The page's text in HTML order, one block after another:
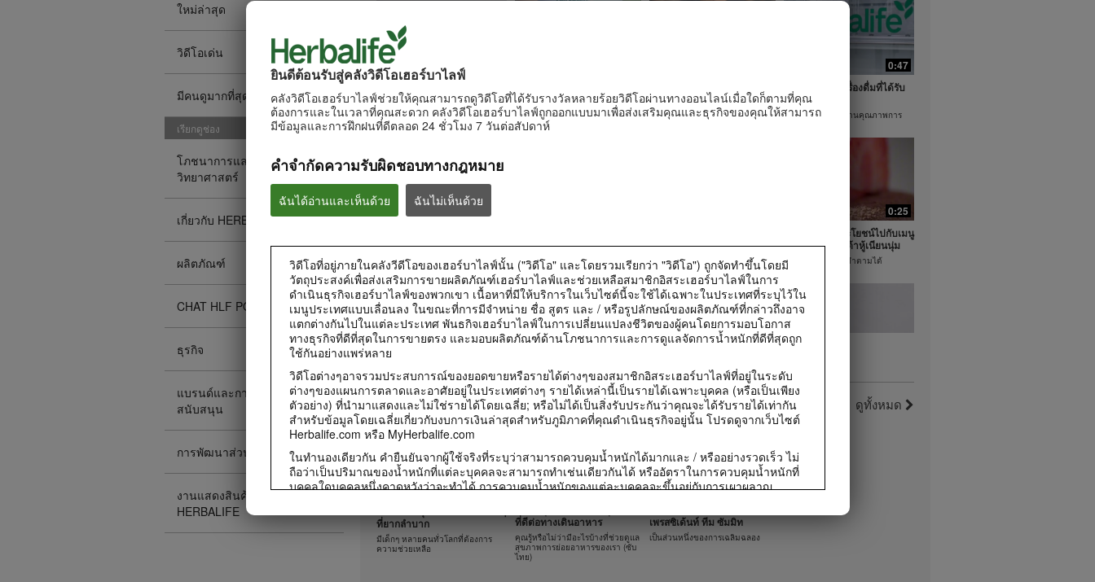
ยินดีต้อนรับสู่คลังวิดีโอเฮอร์บาไลฟ์
คลังวิดีโอเฮอร์บาไลฟ์ช่วยให้คุณสามารถดูวิดีโอที่ได้รับรางวัลหลายร้อยวิดีโอผ่านทางออนไลน์เมื่อใดก็ตามที่คุณ
ต้องการและในเวลาที่คุณสะดวก คลังวิดีโอเฮอร์บาไลฟ์ถูกออกแบบมาเพื่อส่งเสริมคุณและธุรกิจของคุณให้สามารถ
มีข้อมูลและการฝึกฝนที่ดีตลอด 24 ชั่วโมง 7 วันต่อสัปดาห์
คำจำกัดความรับผิดชอบทางกฎหมาย
ฉันได้อ่านและเห็นด้วย ฉันไม่เห็นด้วย
วิดีโอที่อยู่ภายในคลังวีดีโอของเฮอร์บาไลฟ์นั้น ("วิดีโอ" และโดยรวมเรียกว่า "วิดีโอ") ถูกจัดทำขึ้นโดยมี
วัตถุประสงค์เพื่อส่งเสริมการขายผลิตภัณฑ์เฮอร์บาไลฟ์และช่วยเหลือสมาชิกอิสระเฮอร์บาไลฟ์ในการ
ดำเนินธุรกิจเฮอร์บาไลฟ์ของพวกเขา เนื้อหาที่มีให้บริการในเว็บไซต์นี้จะใช้ได้เฉพาะในประเทศที่ระบุไว้ใน
เมนูประเทศแบบเลื่อนลง ในขณะที่การมีจำหน่าย ชื่อ สูตร และ / หรือรูปลักษณ์ของผลิตภัณฑ์ที่กล่าวถึงอาจ
แตกต่างกันไปในแต่ละประเทศ พันธกิจเฮอร์บาไลฟ์ในการเปลี่ยนแปลงชีวิตของผู้คนโดยการมอบโอกาส
ทางธุรกิจที่ดีที่สุดในการขายตรง และมอบผลิตภัณฑ์ด้านโภชนาการและการดูแลจัดการน้ำหนักที่ดีที่สุดถูก
ใช้กันอย่างแพร่หลาย
วิดีโอต่างๆอาจรวมประสบการณ์ของยอดขายหรือรายได้ต่างๆของสมาชิกอิสระเฮอร์บาไลฟ์ที่อยู่ในระดับ
ต่างๆของแผนการตลาดและอาศัยอยู่ในประเทศต่างๆ รายได้เหล่านี้เป็นรายได้เฉพาะบุคคล (หรือเป็นเพียง
ตัวอย่าง) ที่นำมาแสดงและไม่ใช่รายได้โดยเฉลี่ย; หรือไม่ได้เป็นสิ่งรับประกันว่าคุณจะได้รับรายได้เท่ากัน
สำหรับข้อมูลโดยเฉลี่ยเกี่ยวกับงบการเงินล่าสุดสำหรับภูมิภาคที่คุณดำเนินธุรกิจอยู่นั้น โปรดดูจากเว็บไซต์
Herbalife.com หรือ MyHerbalife.com
ในทำนองเดียวกัน คำยืนยันจากผู้ใช้จริงที่ระบุว่าสามารถควบคุมน้ำหนักได้มากและ / หรืออย่างรวดเร็ว ไม่
ถือว่าเป็นปริมาณของน้ำหนักที่แต่ละบุคคลจะสามารถทำเช่นเดียวกันได้ หรืออัตราในการควบคุมน้ำหนักที่
บุคคลใดบุคคลหนึ่งคาดหวังว่าจะทำได้ การควบคุมน้ำหนักของแต่ละบุคคลจะขึ้นอยู่กับการเผาผลาญ
กาย ผู้บริโภคฟอร์มูล่า 1 วันละสองครั้งเพื่อเป็นส่วนหนึ่งของรูปแบบการดำเนินชีวิตที่มีสุขภาพดี โดยทั่วไป
สามารถคาดหวังที่จะสามารถควบคุมน้ำหนัได้ประมาณ 0.5-1 ปอนด์ต่อสัปดาห์ ผู้เข้าร่วมในการศึกษา 12
สัปดาห์แบบไม่ทราบผลิตภัณฑ์ที่ใช้ ใช้ฟอร์มูล่า 1 สองครั้งต่อวัน (หนึ่งครั้งเพื่อเป็นอาหารมื้อหลักและอีก
หนึ่งครั้งเพื่อเป็นอาหารว่าง) ร่วมกับการรับประทานอาหารที่มีแคลอรี่ลดลง และตั้งเป้าหมายการออกกำลัง
ใหม่ล่าสุด
วิดีโอเด่น
มีคนดูมากที่สุด
เรียกดูช่อง
โภชนาการและ
วิทยาศาสตร์
เกี่ยวกับ HERBALIFE
ผลิตภัณฑ์
CHAT HLF PODCAST
ธุรกิจ
แบรนด์และการเป็นผู้
สนับสนุน
การพัฒนาส่วนบุคคล
งานแสดงสินค้าของ
HERBALIFE
อะไรอยู่ในผลิตภัณฑ์ของเฮอร์
บาไลฟ์
ทุกขั้นตอนการผลิตได้รับการควบคุม
ดูแลอย่างเข้มงวด
อยู่ในนั้นจริงไหม?
เฮอร์บาไลฟ์ให้ความโปร่งใสของ
ข้อมูลส่วนผสมบนฉลาก
ว่านหางจระเข้
เรียนรู้คุณประโยชน์และการจำกัด
สารไม่พึงประสงค์
0:47
ชาคือหนึ่งในเครื่องดื่มที่ได้รับ
ความนิยม
เฮอร์บาไลฟ์ใส่ใจด้านคุณภาพการ
ของโลกในด้านเชคโปรตีน
ค้นหาคำตอบว่าทำไมเชคเฮอร์บา
ไลฟ์จึงอร่อย
แบบผสม
ท่าบริหารร่างกายที่คุณทำตามได้
ท่าบริหารร่างกายที่คุณทำตามได้
0:25
อร่อยและได้ประโยชน์ไปกับเมนู
ช็อกโกแลตมูสเต้าหู้เนียนนุ่ม
สูตรของว่างที่คุณทำตามได้
เริ่มต้นวันใหม่ไปกับ แมงโก้ ส
ปริซ ดริ๊งก์
สูตรเครื่องดื่มที่คุณทำตามได้
กินอะไรดีหลังออกกำลังกาย
ตัวอย่างเมนูที่คุณเลือกรับประทาน
ตามได้
สดชื่นไปกับแอปเปิ้ล เลมอน ม็
อกเทล
สูตรเครื่องดื่มที่คุณทำตามได้
เมนูง่าย ๆ สัมผัสถึงช็อกโกแลต
เน้น ๆ กับมัดพายเชค
สูตรเชคที่คุณทำตามได้
0:35
มาดูวิธีทำเชคสูตร Glowing
Skin Probiotics
สูตรเชคที่คุณทำตามได้
0:43
มาดูวิธีทำเชคสูตร Mint
Chocolate Dalgona Coffee
สูตรเชคที่คุณทำตามได้
0:30
คาร์ดิโอ
ท่าบริหารร่างกายที่คุณทำตามได้
ออกกำลังกายไปกับท่าแบบ
โยคะ
เกี่ยวกับ HERBALIFE ดูทั้งหมด
1:34
ที่ยากลำบาก
มีเด็กๆ หลายคนทั่วโลกที่ต้องการ
ความช่วยเหลือ
1:09
ที่ดีต่อทางเดินอาหาร
คุณรู้หรือไม่ว่ามีอะไรบ้างที่ช่วยดูแล
สุขภาพการย่อยอาหารของเรา (ซับ
ไทย)
9:38
เพรสซิเด้นท์ ทีม ซัมมิท
เป็นส่วนหนึ่งของการเฉลิมฉลอง